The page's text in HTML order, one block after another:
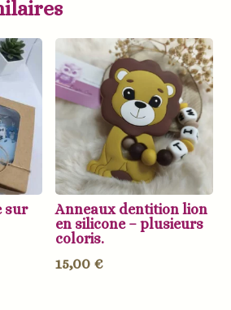
sur
Anneaux dentition lion
en silicone – plusieurs
coloris.
15,00 €